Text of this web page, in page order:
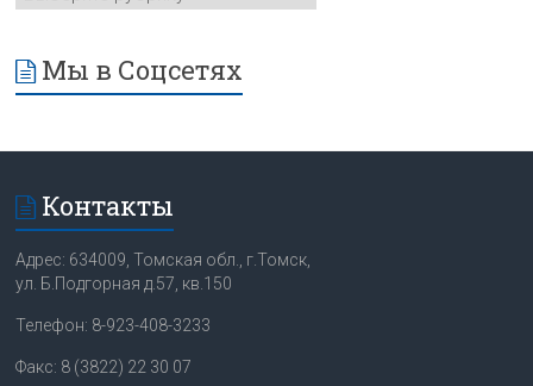
Мы в Соцсетях
Контакты
Адрес: 634009, Томская обл., г.Томск,
ул. Б.Подгорная д.57, кв.150
Телефон: 8-923-408-3233
Факс: 8 (3822) 22 30 07